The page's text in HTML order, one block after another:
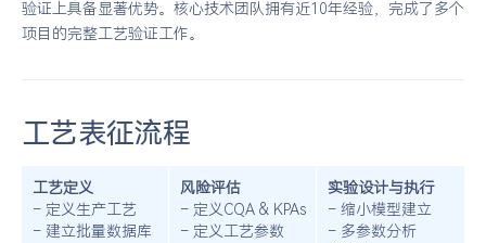
验证上具备显著优势。核心技术团队拥有近10年经验，完成了多个
项目的完整工艺验证工作。
工艺表征流程
工艺定义 风险评估
实验设计与执行
– 定义生产工艺
– 定义CQA & KPAs
– 缩小模型建立
– 建立批量数据库
– 定义工艺参数
– 多参数分析